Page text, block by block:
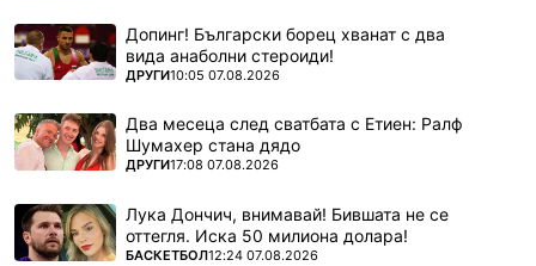
Допинг! Български борец хванат с два
вида анаболни стероиди!
ПОВЕЧЕ ОТ
ДРУГИ10:05 07.08.2026
Два месеца след сватбата с Етиен: Ралф
Шумахер стана дядо
ПОВЕЧЕ ОТ
ДРУГИ17:08 07.08.2026
Лука Дончич, внимавай! Бившата не се
оттегля. Иска 50 милиона долара!
ПОВЕЧЕ ОТ
БАСКЕТБОЛ12:24 07.08.2026